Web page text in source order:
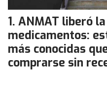
ANMAT liberó
medicamentos:
más conocidas
comprarse sin